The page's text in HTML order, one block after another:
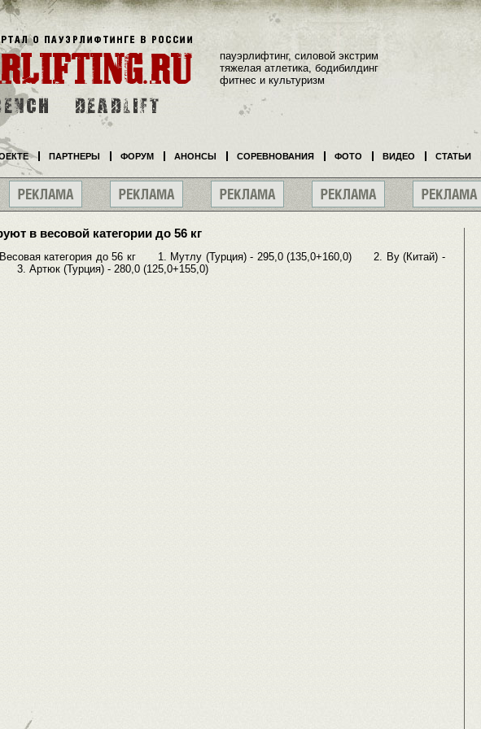
в весовой категории до 56 кг
категория до 56 кг 1. Мутлу (Турция) - 295,0 (135,0+160,0) 2. Ву (Китай) -
3. Артюк (Турция) - 280,0 (125,0+155,0)
пауэрлифтинг, силовой экстрим
тяжелая атлетика, бодибилдинг
фитнес и культуризм
ПАРТНЕРЫ ФОРУМ АНОНСЫ СОРЕВНОВАНИЯ ФОТО ВИДЕО СТАТЬИ